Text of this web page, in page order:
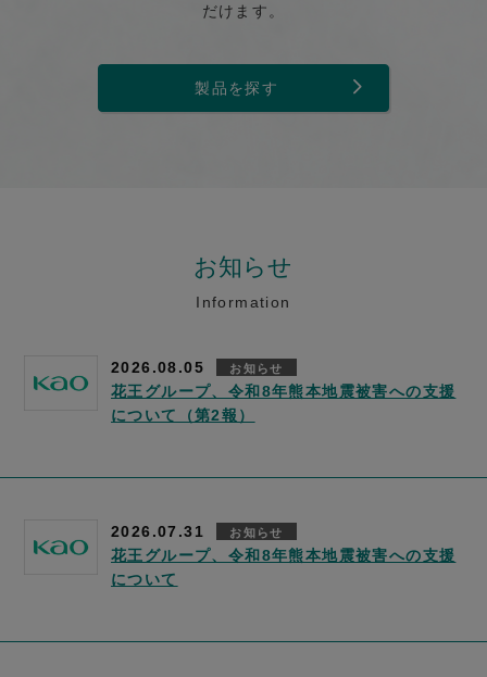
だけます。
製品を探す
お知らせ
Information
2026.08.05 お知らせ
花王グループ、令和8年熊本地震被害への支援
について（第2報）
2026.07.31 お知らせ
花王グループ、令和8年熊本地震被害への支援
について